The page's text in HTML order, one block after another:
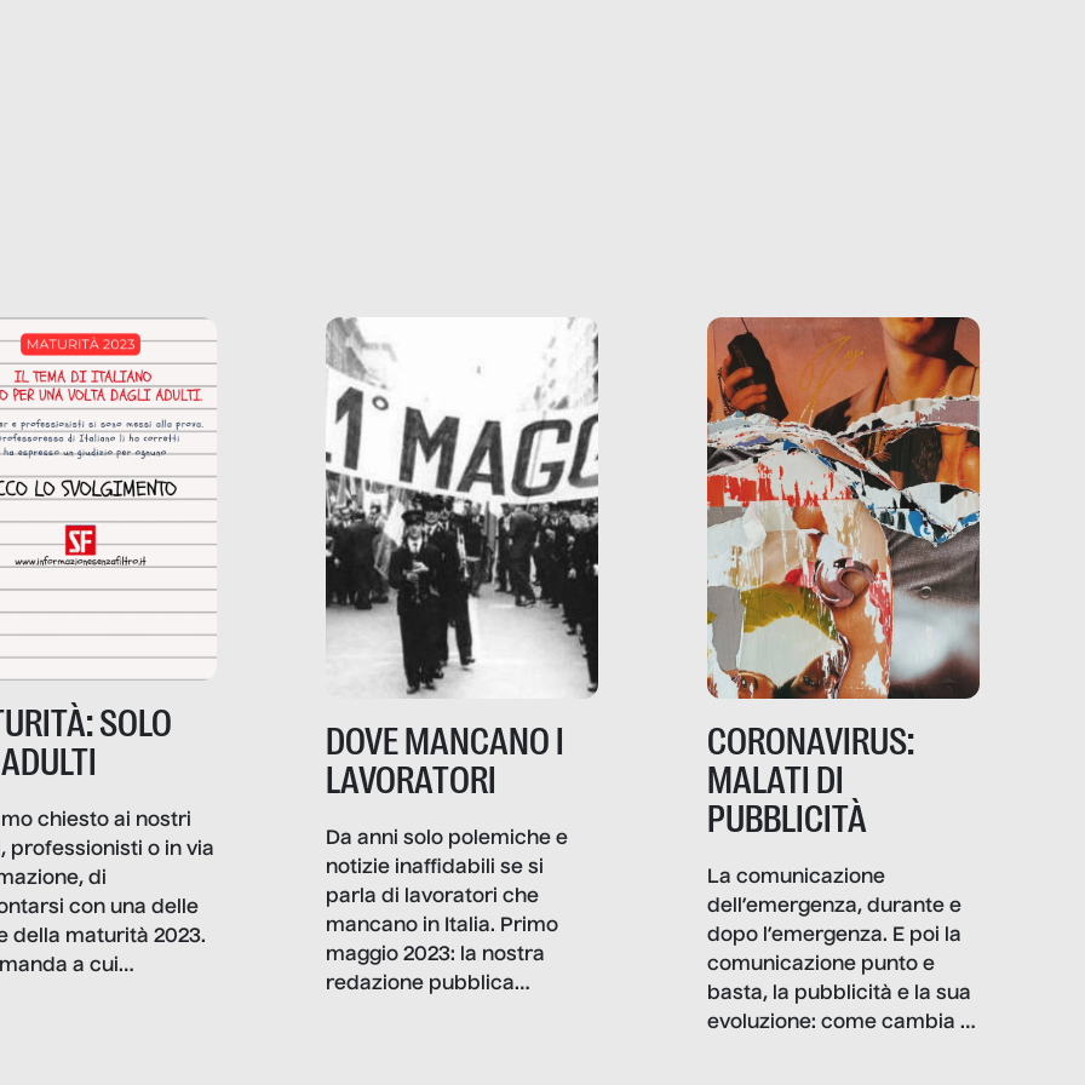
la nostra vita
come.
SOLO
chiesto ai nostri
professionisti o in via
di
con una delle
della maturità 2023.
a cui
DOVE MANCANO I
LAVORATORI
Da anni solo polemiche e
notizie inaffidabili se si
parla di lavoratori che
mancano in Italia. Primo
maggio 2023: la nostra
redazione pubblica
CORONAVIRUS:
MALATI DI
PUBBLICITÀ
La comunicazione
dell’emergenza, durante e
dopo l’emergenza. E poi la
comunicazione punto e
basta, la pubblicità e la sua
evoluzione: come cambia il